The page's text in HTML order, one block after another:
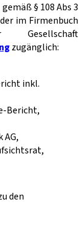
§ 108 Abs 3
im Firmenbuch
Gesellschaft
zugänglich:
inkl.
Bericht,
AG,
den